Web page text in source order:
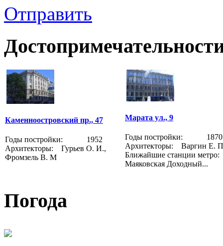
Отправить
Каменноостровский пр., 47
Годы постройки: 1952
Архитекторы: Гурьев О. И.,
Фромзель В. М
Марата ул., 9
Годы постройки: 1870
Архитекторы: Варгин Е.
Ближайшие станции
Маяковская Доходный...
Погода